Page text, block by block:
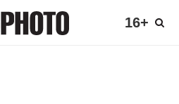
16+